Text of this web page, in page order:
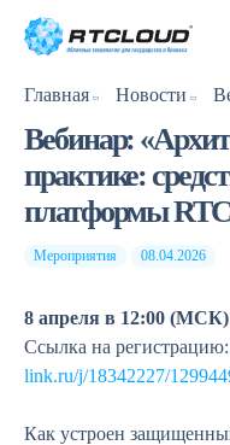
Главная Новости
Вебинар:
практике:
платформы
Мероприятия 08.04.2026
8 апреля в 12:00 (МСК)
Ссылка на регистрацию:
link.ru/j/18342227/
Как устроен